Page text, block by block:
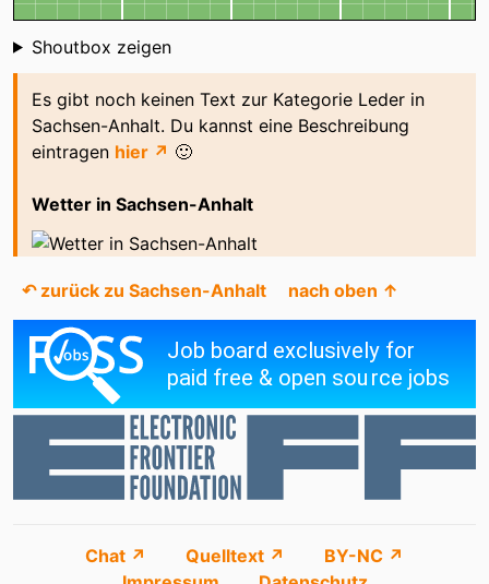
Shoutbox
Shoutbox zeigen
Es gibt noch keinen Text zur Kategorie Leder in
Sachsen-Anhalt. Du kannst eine Beschreibung
eintragen hier ↗ 🙂
Wetter in Sachsen-Anhalt
↶ zurück zu Sachsen-Anhalt nach oben ↑
Chat ↗ Quelltext ↗
BY-NC ↗